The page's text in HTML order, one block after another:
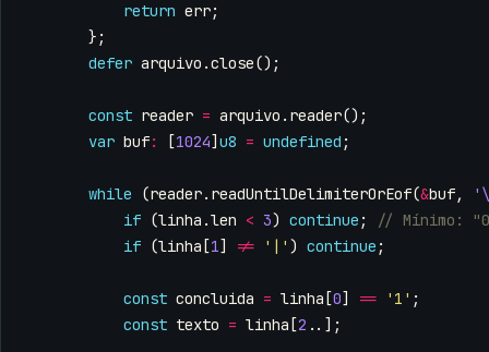
return err;
};
defer arquivo .close();
const reader = arquivo . reader();
var buf: [1024] u8 = undefined ;
while (reader. readUntilDelimiterOrEof(&buf,
if (linha .len < 3) continue ;
if (linha [1] != '|' ) continue ;
const concluida = linha [0] == '1' ;
const texto = linha [2 ..];